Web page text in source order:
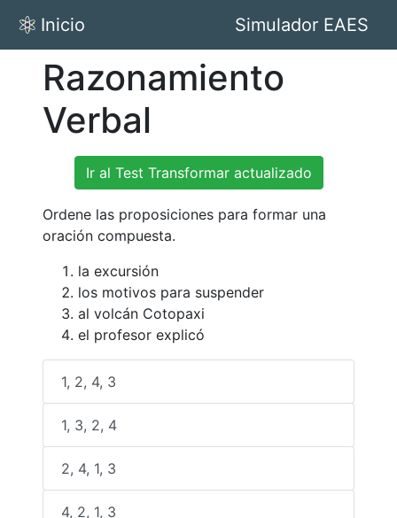
Inicio Simulador EAES
Razonamiento
Verbal
Ir al Test Transformar actualizado
Ordene las proposiciones para formar una
oración compuesta.
la excursión
los motivos para suspender
al volcán Cotopaxi
el profesor explicó
1, 2, 4, 3
1, 3, 2, 4
2, 4, 1, 3
4, 2, 1, 3